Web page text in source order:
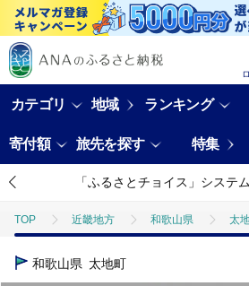
カテゴリ 地域 ランキング
寄付額 旅先を探す 特集
「ふるさとチョイス」システ
TOP 近畿地方 和歌山県 太
TOP
和歌山県 太地町